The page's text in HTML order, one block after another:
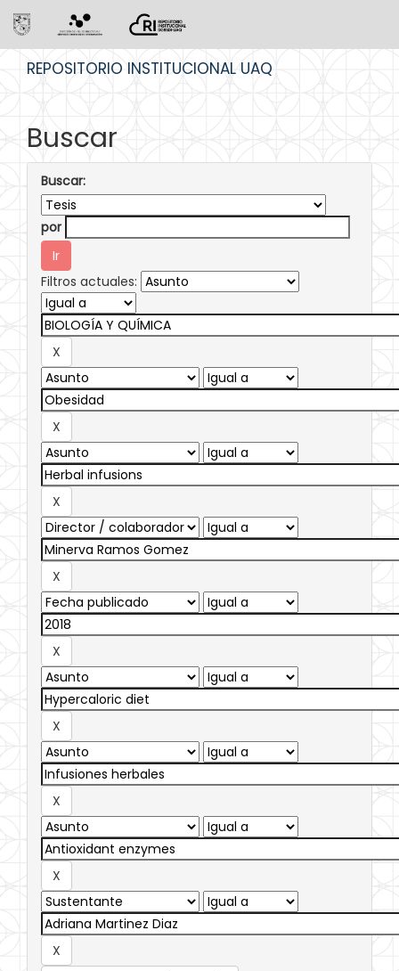
REPOSITORIO INSTITUCIONAL UAQ
Buscar
Buscar:
por
Filtros actuales: